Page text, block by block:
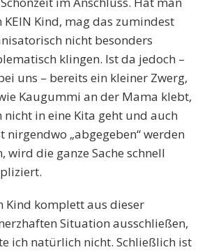
KEIN Kind, mag das zumindest
nicht besonders
klingen. Ist da jedoch –
uns – bereits ein kleiner Zwerg,
Kaugummi an der Mama klebt,
nicht in eine Kita geht und auch
nirgendwo „abgegeben“ werden
wird die ganze Sache schnell
Kind komplett aus dieser
Situation ausschließen,
ich natürlich nicht. Schließlich ist